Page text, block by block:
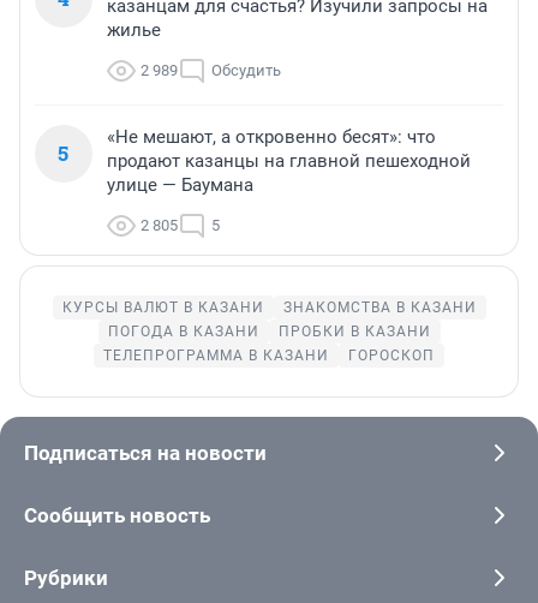
казанцам для счастья? Изучили запросы на
жилье
2 989 Обсудить
5
«Не мешают, а откровенно бесят»: что
продают казанцы на главной пешеходной
улице — Баумана
2 805 5
КУРСЫ ВАЛЮТ В КАЗАНИ
ЗНАКОМСТВА В КАЗАНИ
ПОГОДА В КАЗАНИ
ПРОБКИ В КАЗАНИ
ТЕЛЕПРОГРАММА В КАЗАНИ
ГОРОСКОП
Подписаться на новости
Сообщить новость
Рубрики